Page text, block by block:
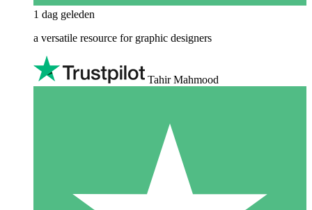
1 dag geleden
a versatile resource for graphic designers
Tahir Mahmood